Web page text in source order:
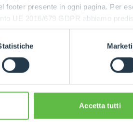
footer presente in ogni pagina. Per
UE 2016/679 GDPR abbiamo
Accetta tutti